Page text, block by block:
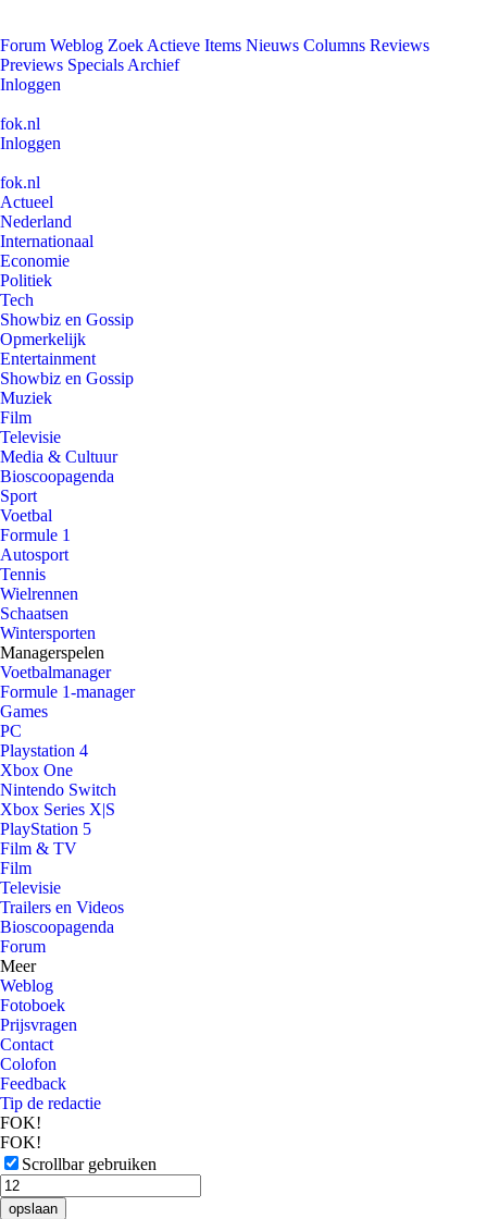
Forum Weblog Zoek Actieve Items Nieuws Columns Reviews
Previews Specials Archief
Inloggen
fok.nl
Inloggen
fok.nl
Actueel
Nederland
Internationaal
Economie
Politiek
Tech
Showbiz en Gossip
Opmerkelijk
Entertainment
Showbiz en Gossip
Muziek
Film
Televisie
Media & Cultuur
Bioscoopagenda
Sport
Voetbal
Formule 1
Autosport
Tennis
Wielrennen
Schaatsen
Wintersporten
Managerspelen
Voetbalmanager
Formule 1-manager
Games
PC
Playstation 4
Xbox One
Nintendo Switch
Xbox Series X|S
PlayStation 5
Film & TV
Film
Televisie
Trailers en Videos
Bioscoopagenda
Forum
Meer
Weblog
Fotoboek
Prijsvragen
Contact
Colofon
Feedback
Tip de redactie
FOK!
FOK!
Scrollbar gebruiken
opslaan